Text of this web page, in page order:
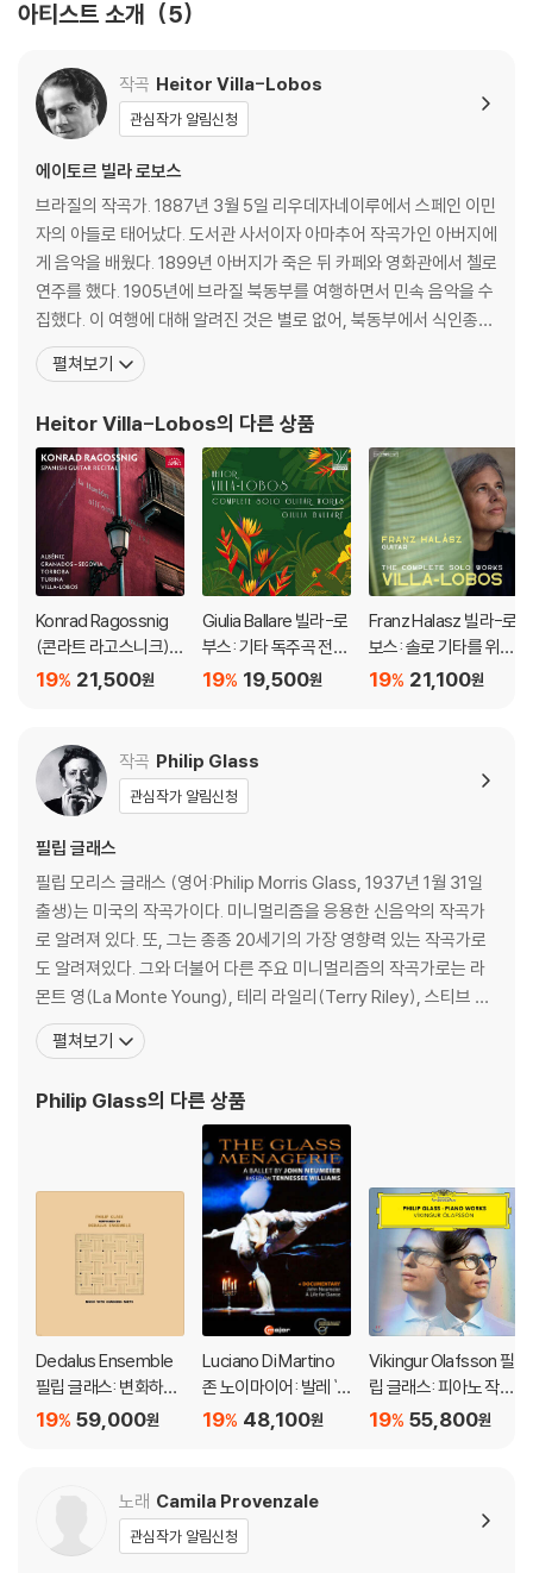
아티스트 소개 5
작곡 Heitor Villa-Lobos
관심작가 알림신청
에이토르 빌라 로보스
브라질의 작곡가. 1887년 3월 5일 리우데자네이루에서 스페인 이민
자의 아들로 태어났다. 도서관 사서이자 아마추어 작곡가인 아버지에
게 음악을 배웠다. 1899년 아버지가 죽은 뒤 카페와 영화관에서 첼로
연주를 했다. 1905년에 브라질 북동부를 여행하면서 민속 음악을 수
집했다. 이 여행에 대해 알려진 것은 별로 없어, 북동부에서 식인종을
만났을 때의 모험을 회고한 것은 믿기 어렵다. 그 후에 리우데자네이
루의 국립 음악원에서 공부했지만 빌라로부스의 작품은 너무 독창적
“폭포처럼 자연스러운 것”이었고, “대학
펼쳐보기
Heitor Villa-Lobos의 다른 상품
Konrad Ragossnig
(콘라트 라고스니크) -
스페인 기타 리사이틀
21,500원
19%
Giulia Ballare 빌라-로
부스: 기타 독주곡 전집
(Villa-Lobos: Compl
19,500원
19%
Franz Halasz 빌라-로
보스: 솔로 기타를 위한
작품 전곡 (Villa-Lobo
21,100원
19%
작곡 Philip Glass
관심작가 알림신청
필립 글래스
필립 모리스 글래스 (영어:Philip Morris Glass, 1937년 1월 31일
출생)는 미국의 작곡가이다. 미니멀리즘을 응용한 신음악의 작곡가
로 알려져 있다. 또, 그는 종종 20세기의 가장 영향력 있는 작곡가로
도 알려져있다. 그와 더불어 다른 주요 미니멀리즘의 작곡가로는 라
몬트 영(La Monte Young), 테리 라일리(Terry Riley), 스티브 라
이히(Steve Reich)가 꼽힌다. 1937년, 미국 볼티모어의 한 유대계
가정에서 태어났다. 라디오 수리점과 레코드 가게를 같이 운영하던
펼쳐보기
Philip Glass의 다른 상품
Dedalus Ensemble
필립 글래스: 변화하는
부분이 있는 음악 (Phili
59,000원
19%
Luciano Di Martino
존 노이마이어: 발레 `
유리 동물원` (John N
By)
48,100원
19%
Vikingur Olafsson 필
립 글래스: 피아노 작품
집 - 비킹구르 올라프
55,800원
19%
노래 Camila Provenzale
관심작가 알림신청